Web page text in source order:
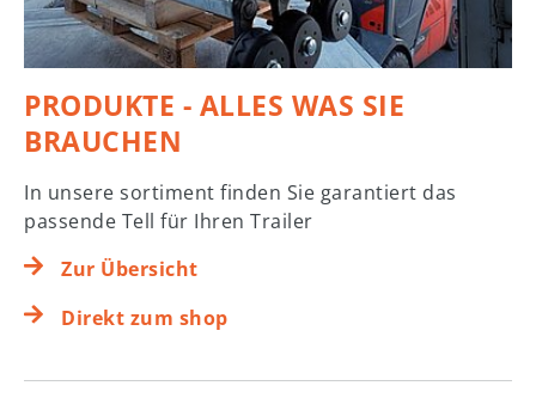
PRODUKTE - ALLES WAS SIE
BRAUCHEN
In unsere sortiment finden Sie garantiert das
passende Tell für Ihren Trailer
Zur Übersicht
Direkt zum shop